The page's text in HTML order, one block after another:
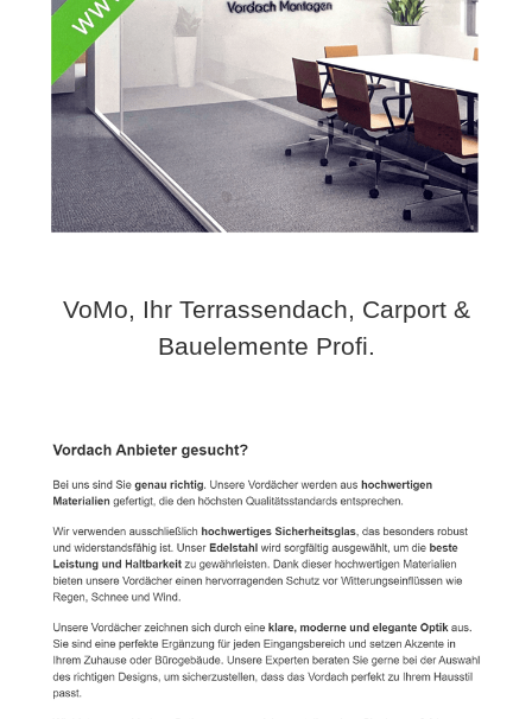
VoMo, Ihr Terrassendach, Carport &
Bauelemente Profi.